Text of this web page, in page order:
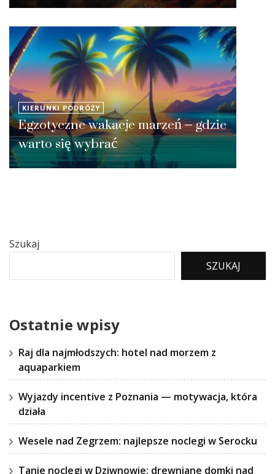
KIERUNKI PODRÓŻY
Egzotyczne wakacje marzeń – gdzie
warto się wybrać
Szukaj
SZUKAJ
Ostatnie wpisy
Raj dla najmłodszych: hotel nad morzem z
aquaparkiem
Wyjazdy incentive z Poznania — motywacja, która
działa
Wesele nad Zegrzem: najlepsze noclegi w Serocku
Tanie noclegi w Dziwnowie: drewniane domki nad